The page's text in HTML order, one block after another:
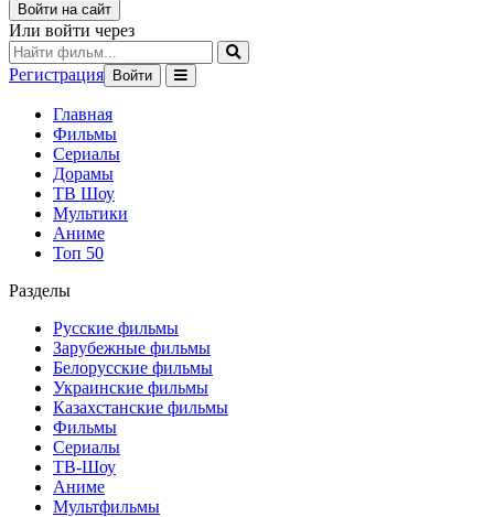
Войти на сайт
Или войти через
Регистрация Войти
Главная
Фильмы
Сериалы
Дорамы
ТВ Шоу
Мультики
Аниме
Топ 50
Разделы
Русские фильмы
Зарубежные фильмы
Белорусские фильмы
Украинские фильмы
Казахстанские фильмы
Фильмы
Сериалы
ТВ-Шоу
Аниме
Мультфильмы